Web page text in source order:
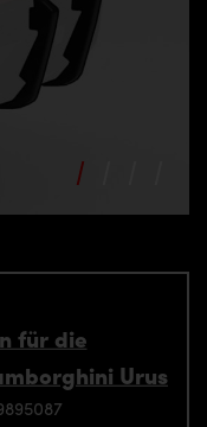
für die
Urus